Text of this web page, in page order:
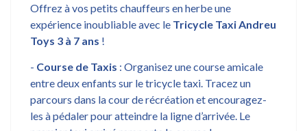
Offrez à vos petits chauffeurs en herbe une
expérience inoubliable avec le Tricycle Taxi Andreu
Toys 3 à 7 ans !
- Course de Taxis : Organisez une course amicale
entre deux enfants sur le tricycle taxi. Tracez un
parcours dans la cour de récréation et encouragez-
les à pédaler pour atteindre la ligne d’arrivée. Le